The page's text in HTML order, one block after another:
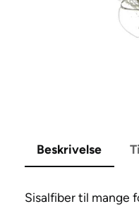
Beskrivelse
Sisalfiber til mange